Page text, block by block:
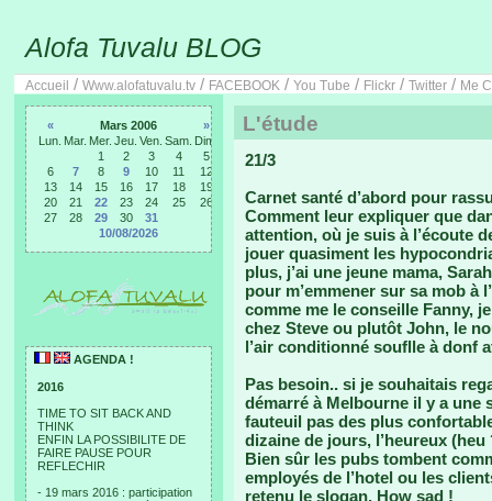
Alofa Tuvalu BLOG
Accueil / Www.alofatuvalu.tv / FACEBOOK / You Tube / Flickr / Twitter / Me
« Mars 2006
»
Lun. Mar. Mer. Jeu. Ven. Sam. Dim.
1
2 3 4
5
6
7 8 9 10 11
12
13
14 15 16 17 18
19
20
21 22 23 24 25
26
27
28 29 30
31
10/08/2026
AGENDA !
2016
TIME TO SIT BACK AND
THINK
ENFIN LA POSSIBILITE DE
FAIRE PAUSE POUR
REFLECHIR
- 19 mars 2016 : participation
L'étude
21/3
Carnet santé d’abord pour
Comment leur expliquer que
attention, où je suis à l’écoute
jouer quasiment les
plus, j’ai une jeune mama,
pour m’emmener sur sa mob
comme me le conseille Fanny,
chez Steve ou plutôt John, le
l’air conditionné souflle à donf
Pas besoin.. si je souhaitais
démarré à Melbourne il y a une
fauteuil pas des plus
dizaine de jours, l’heureux
Bien sûr les pubs tombent
employés de l’hotel ou les
retenu le slogan. How sad !